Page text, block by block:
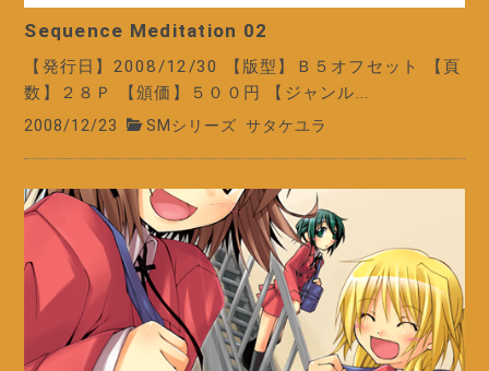
Sequence Meditation 02
【発行日】2008/12/30 【版型】Ｂ５オフセット 【頁
数】２８Ｐ 【頒価】５００円 【ジャンル...
2008/12/23 SMシリーズ サタケユラ